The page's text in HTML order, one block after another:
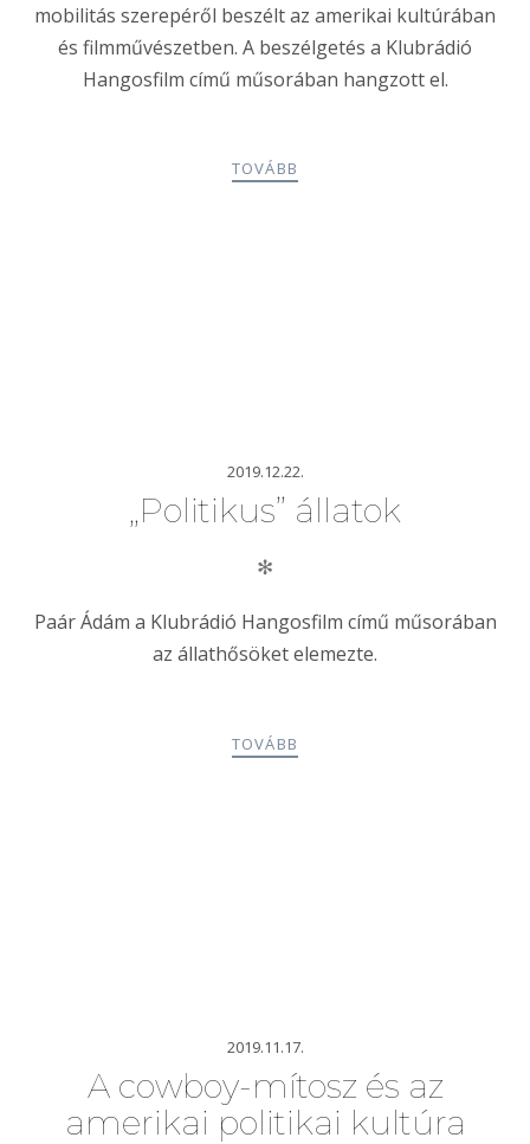
mobilitás szerepéről beszélt az amerikai kultúrában
és filmművészetben. A beszélgetés a Klubrádió
Hangosfilm című műsorában hangzott el.
TOVÁBB
2019.12.22.
„Politikus” állatok
✻
Paár Ádám a Klubrádió Hangosfilm című műsorában
az állathősöket elemezte.
TOVÁBB
2019.11.17.
A cowboy-mítosz és az
amerikai politikai kultúra